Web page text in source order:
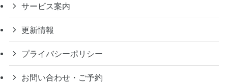
サービス案内
更新情報
プライバシーポリシー
お問い合わせ・ご予約